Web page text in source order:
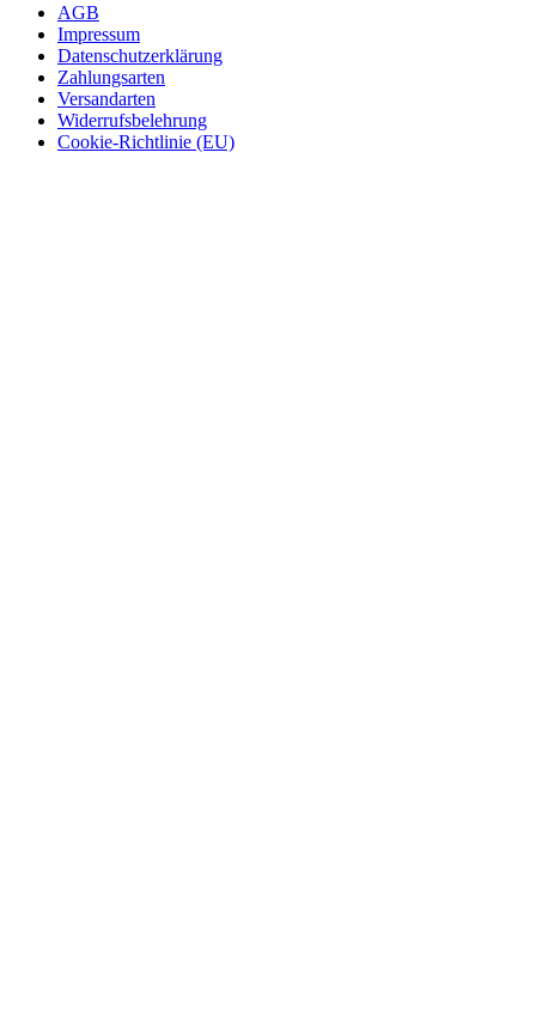
AGB
Impressum
Datenschutzerklärung
Zahlungsarten
Versandarten
Widerrufsbelehrung
Cookie-Richtlinie (EU)